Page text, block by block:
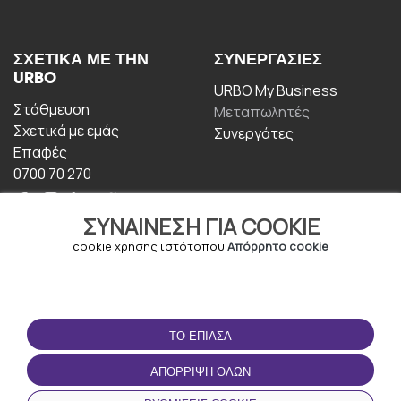
ΣΥΝΑΊΝΕΣΗ ΓΙΑ COOKIE
cookie χρήσης ιστότοπου Απόρρητο cookie
ΤΟ ΈΠΙΑΣΑ
ΑΠΌΡΡΙΨΗ ΌΛΩΝ
ΣΧΕΤΙΚΆ ΜΕ ΤΗΝ
URBO
Στάθμευση
Σχετικά με εμάς
Επαφές
0700 70 270
ΣΥΝΕΡΓΑΣΊΕΣ
URBO My Business
Μεταπωλητές
Συνεργάτες
ΟΡΟΙ ΧΡΉΣΗΣ
Οροι και Προϋποθέσεις
Πολιτική απορρήτου
ΚΑΤΕΒΆΣΤΕ ΤΗΝ
ΕΦΑΡΜΟΓΉ